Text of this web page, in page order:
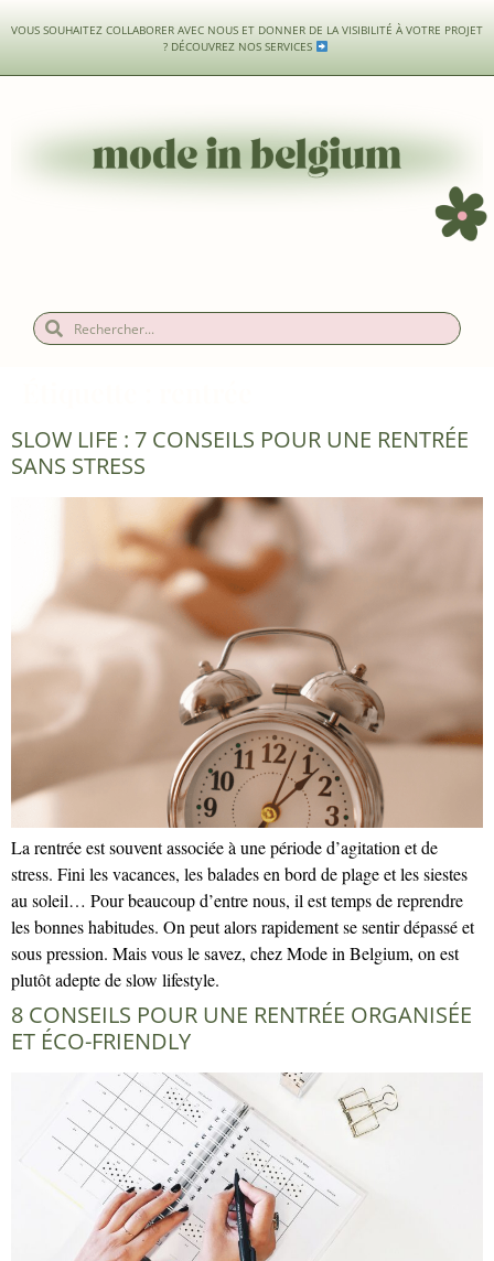
VOUS SOUHAITEZ COLLABORER AVEC NOUS ET DONNER DE LA VISIBILITÉ À VOTRE PROJET
? DÉCOUVREZ NOS SERVICES
SLOW LIFE : 7 CONSEILS POUR UNE RENTRÉE
SANS STRESS
La rentrée est souvent associée à une période d’agitation et de
stress. Fini les vacances, les balades en bord de plage et les siestes
au soleil… Pour beaucoup d’entre nous, il est temps de reprendre
les bonnes habitudes. On peut alors rapidement se sentir dépassé et
sous pression. Mais vous le savez, chez Mode in Belgium, on est
plutôt adepte de slow lifestyle.
8 CONSEILS POUR UNE RENTRÉE ORGANISÉE
ET ÉCO-FRIENDLY